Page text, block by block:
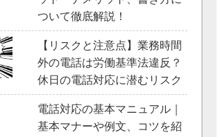
ついて徹底解説！
【リスクと注意点】業務時間
外の電話は労働基準法違反？
休日の電話対応に潜むリスク
電話対応の基本マニュアル｜
基本マナーや例文、コツを紹